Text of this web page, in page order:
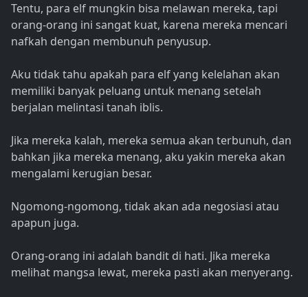
Tentu, para elf mungkin bisa melawan mereka, tapi
orang-orang ini sangat kuat, karena mereka mencari
nafkah dengan membunuh penyusup.
Aku tidak tahu apakah para elf yang kelelahan akan
memiliki banyak peluang untuk menang setelah
berjalan melintasi tanah iblis.
Jika mereka kalah, mereka semua akan terbunuh, dan
bahkan jika mereka menang, aku yakin mereka akan
mengalami kerugian besar.
Ngomong-ngomong, tidak akan ada negosiasi atau
apapun juga.
Orang-orang ini adalah bandit di hati. Jika mereka
melihat mangsa lewat, mereka pasti akan menyerang.